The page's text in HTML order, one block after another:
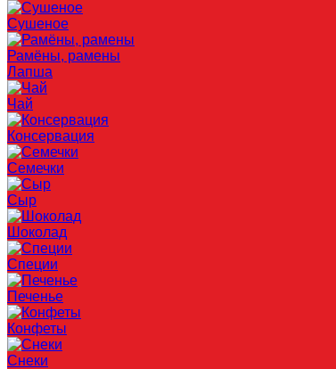
Сушеное
Рамёны, рамены
Лапша
Чай
Консервация
Семечки
Сыр
Шоколад
Специи
Печенье
Конфеты
Снеки